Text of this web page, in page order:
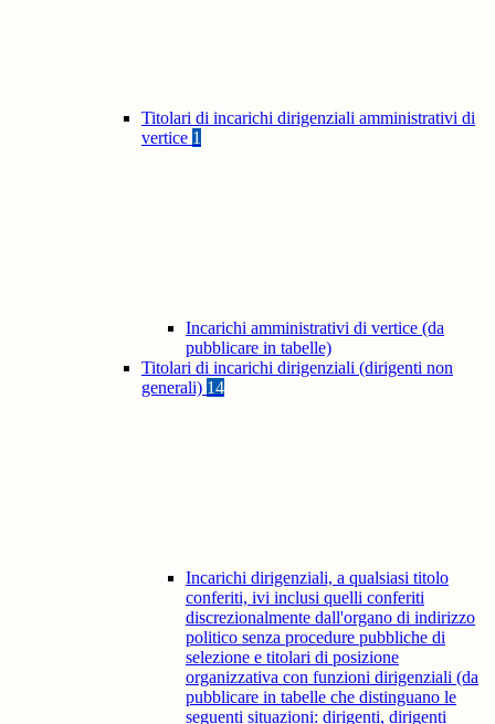
Titolari di incarichi dirigenziali amministrativi di
vertice 1
Incarichi amministrativi di vertice (da
pubblicare in tabelle)
Titolari di incarichi dirigenziali (dirigenti non
generali) 14
Incarichi dirigenziali, a qualsiasi titolo
conferiti, ivi inclusi quelli conferiti
discrezionalmente dall'organo di indirizzo
politico senza procedure pubbliche di
selezione e titolari di posizione
organizzativa con funzioni dirigenziali (da
pubblicare in tabelle che distinguano le
seguenti situazioni: dirigenti, dirigenti